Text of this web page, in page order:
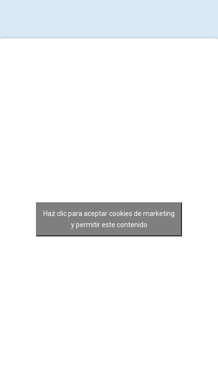
Haz clic para aceptar cookies de marketing
y permitir este contenido